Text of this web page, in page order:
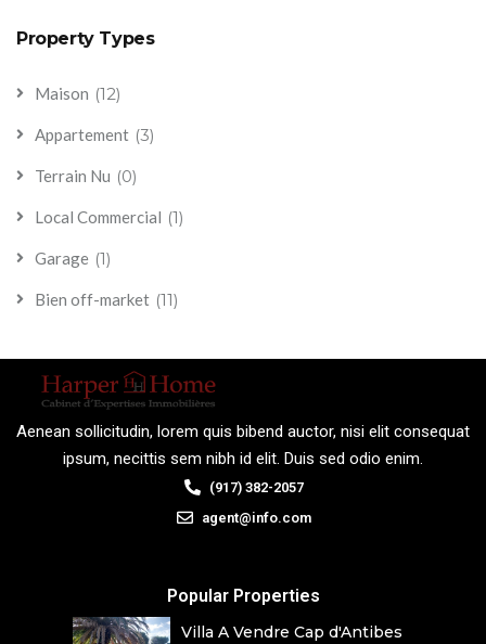
Property Types
Maison (12)
Appartement (3)
Terrain Nu (0)
Local Commercial (1)
Garage (1)
Bien off-market (11)
Aenean sollicitudin, lorem quis bibend auctor, nisi elit consequat
ipsum, necittis sem nibh id elit. Duis sed odio enim.
(917) 382-2057
agent@info.com
Popular Properties
Villa A Vendre Cap d'Antibes